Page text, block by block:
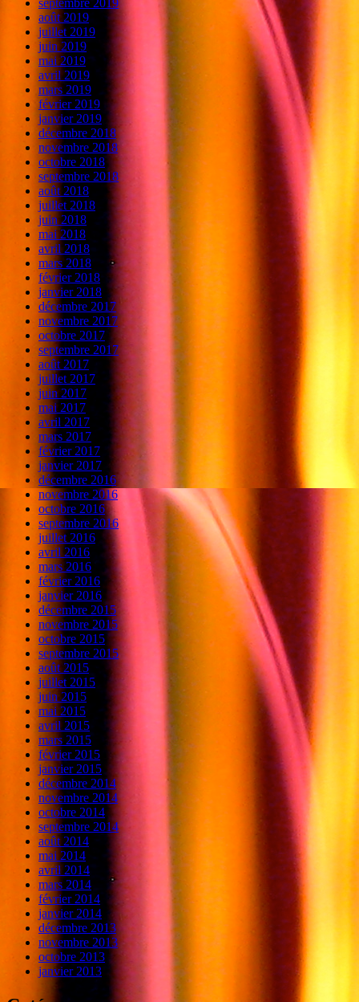
septembre 2019
août 2019
juillet 2019
juin 2019
mai 2019
avril 2019
mars 2019
février 2019
janvier 2019
décembre 2018
novembre 2018
octobre 2018
septembre 2018
août 2018
juillet 2018
juin 2018
mai 2018
avril 2018
mars 2018
février 2018
janvier 2018
décembre 2017
novembre 2017
octobre 2017
septembre 2017
août 2017
juillet 2017
juin 2017
mai 2017
avril 2017
mars 2017
février 2017
janvier 2017
décembre 2016
novembre 2016
octobre 2016
septembre 2016
juillet 2016
avril 2016
mars 2016
février 2016
janvier 2016
décembre 2015
novembre 2015
octobre 2015
septembre 2015
août 2015
juillet 2015
juin 2015
mai 2015
avril 2015
mars 2015
février 2015
janvier 2015
décembre 2014
novembre 2014
octobre 2014
septembre 2014
août 2014
mai 2014
avril 2014
mars 2014
février 2014
janvier 2014
décembre 2013
novembre 2013
octobre 2013
janvier 2013